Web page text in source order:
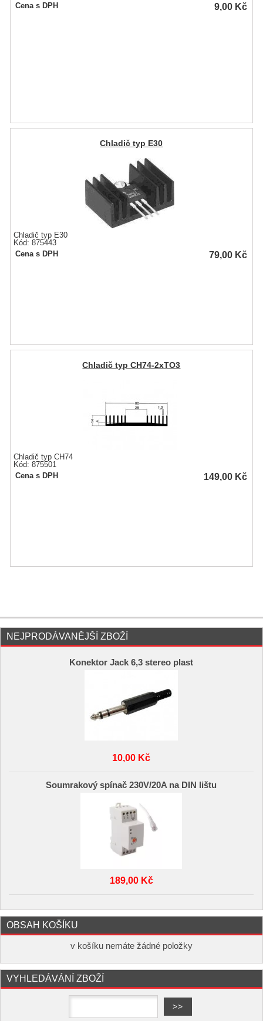
Cena s DPH
9,00 Kč
Chladič typ E30
Chladič typ E30
Kód: 875443
Cena s DPH
79,00 Kč
Chladič typ CH74-2xTO3
Chladič typ CH74
Kód: 875501
Cena s DPH
149,00 Kč
NEJPRODÁVANĚJŠÍ ZBOŽÍ
Konektor Jack 6,3 stereo plast
10,00 Kč
Soumrakový spínač 230V/20A na DIN lištu
189,00 Kč
OBSAH KOŠÍKU
v košíku nemáte žádné položky
VYHLEDÁVÁNÍ ZBOŽÍ